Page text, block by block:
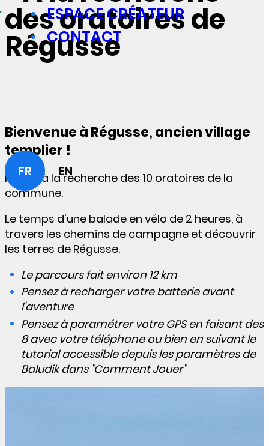
ESPACE CRÉATEUR
CONTACT
FR EN
des oratoires de
Régusse
Bienvenue à Régusse, ancien village
templier !
Partez à la recherche des 10 oratoires de la
commune.
Le temps d'une balade en vélo de 2 heures, à
travers les chemins de campagne et découvrir
les terres de Régusse.
Le parcours fait environ 12 km
Pensez à recharger votre batterie avant
l'aventure
Pensez à paramétrer votre GPS en faisant des
8 avec votre téléphone ou bien en suivant le
tutorial accessible depuis les paramètres de
Baludik dans "Comment Jouer"